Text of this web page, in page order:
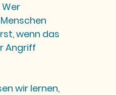
wenn das
Angriff
wir lernen,